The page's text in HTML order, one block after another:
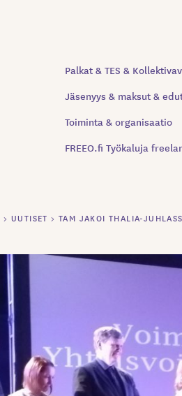
Palkat & TES &
Jäsenyys & maksut &
Toiminta & organisaatio
FREEO.fi Työkaluja
>UUTISET >TAM JAKOI THALIA-